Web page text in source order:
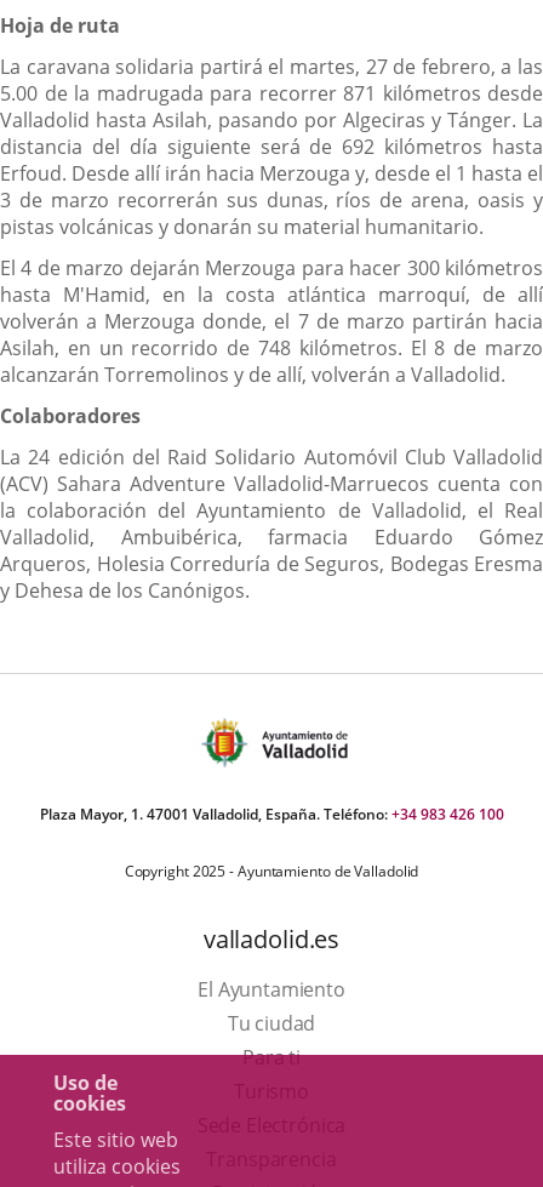
Uso de
cookies
Este sitio web
utiliza cookies
Hoja de ruta
La caravana solidaria partirá el martes, 27 de febrero, a las
5.00 de la madrugada para recorrer 871 kilómetros desde
Valladolid hasta Asilah, pasando por Algeciras y Tánger. La
distancia del día siguiente será de 692 kilómetros hasta
Erfoud. Desde allí irán hacia Merzouga y, desde el 1 hasta el
3 de marzo recorrerán sus dunas, ríos de arena, oasis y
pistas volcánicas y donarán su material humanitario.
El 4 de marzo dejarán Merzouga para hacer 300 kilómetros
hasta M'Hamid, en la costa atlántica marroquí, de allí
volverán a Merzouga donde, el 7 de marzo partirán hacia
Asilah, en un recorrido de 748 kilómetros. El 8 de marzo
alcanzarán Torremolinos y de allí, volverán a Valladolid.
Colaboradores
La 24 edición del Raid Solidario Automóvil Club Valladolid
(ACV) Sahara Adventure Valladolid-Marruecos cuenta con
la colaboración del Ayuntamiento de Valladolid, el Real
Valladolid, Ambuibérica, farmacia Eduardo Gómez
Arqueros, Holesia Correduría de Seguros, Bodegas Eresma
y Dehesa de los Canónigos.
Plaza Mayor, 1. 47001 Valladolid, España. Teléfono:+34 983 426 100
Copyright 2025 - Ayuntamiento de Valladolid
valladolid.es
El Ayuntamiento
Tu ciudad
Para ti